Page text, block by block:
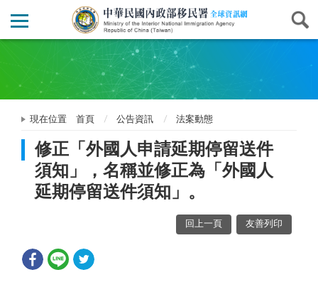
現在位置 首頁 公告資訊 法案動態
修正「外國人申請延期停留送件
須知」，名稱並修正為「外國人
延期停留送件須知」。
回上一頁 友善列印